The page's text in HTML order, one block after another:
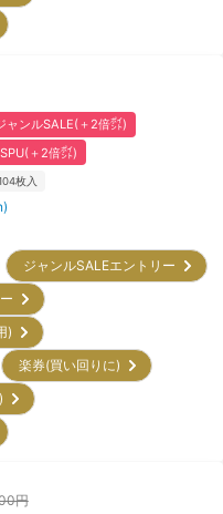
ャンルSALE(＋2倍㌽)
SPU(＋2倍㌽)
枚入
ジャンルSALEエントリー
ー
用)
楽券(買い回りに)
)
円